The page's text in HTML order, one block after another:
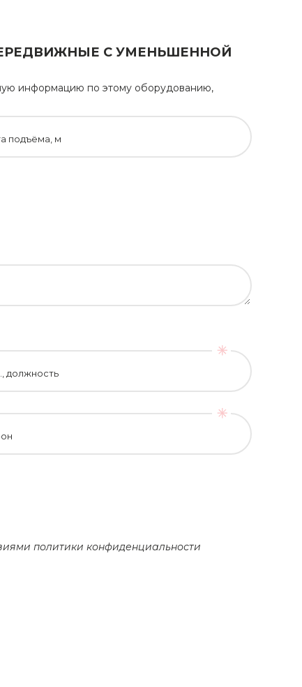
С УМЕНЬШЕННОЙ
информацию по этому оборудованию,
подъёма, м
должность
политики конфиденциальности